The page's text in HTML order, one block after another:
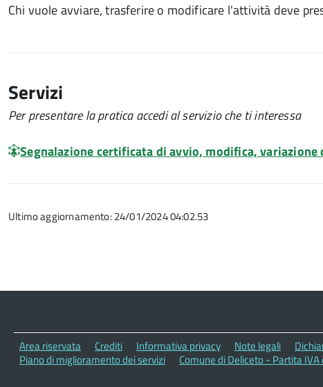
Chi vuole avviare, trasferire o modificare l'attività deve
Servizi
Per presentare la pratica accedi al servizio che ti interessa
Segnalazione certificata di avvio, modifica,
Ultimo aggiornamento: 24/01/2024 04:02.53
Area riservata Crediti Informativa privacy Note legali
Piano di miglioramento dei servizi
Comune di Deliceto - Partita